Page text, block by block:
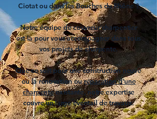
Ciotatou dans lesBouches du Rhône?
Notre équipe decouvreur charpentier
est là pour vous accompagner dans tous
vos projets decharpente.
Que ce soit pour uneconstructionneuve
ou larénovationouréparation d'une
charpenteexistante, notre expertise
couvre un large éventail de travaux.